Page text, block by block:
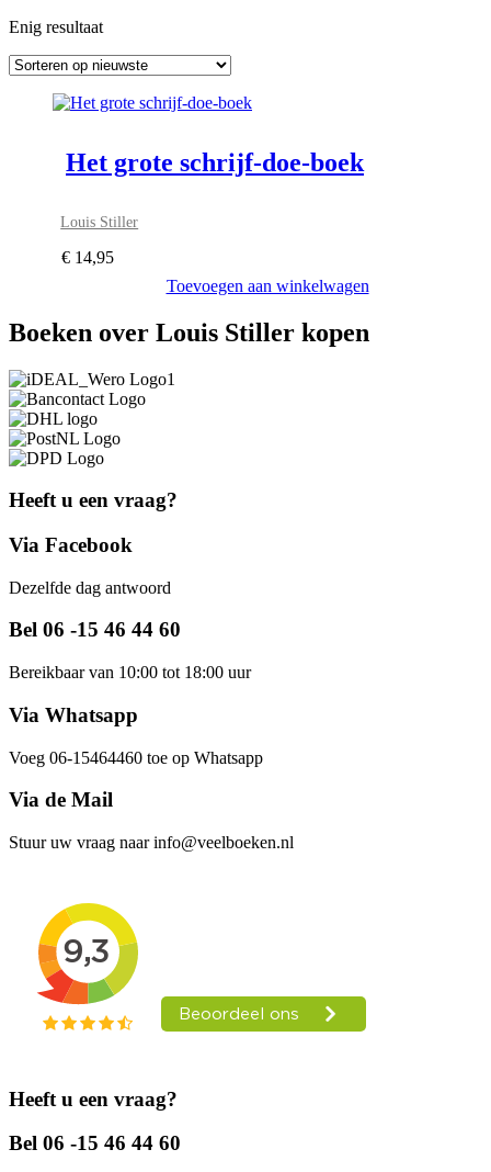
Enig resultaat
Het grote schrijf-doe-boek
Louis Stiller
€ 14,95
Toevoegen aan winkelwagen
Boeken over Louis Stiller kopen
Heeft u een vraag?
Via Facebook
Dezelfde dag antwoord
Bel 06 -15 46 44 60
Bereikbaar van 10:00 tot 18:00 uur
Via Whatsapp
Voeg 06-15464460 toe op Whatsapp
Via de Mail
Stuur uw vraag naar info@veelboeken.nl
Heeft u een vraag?
Bel 06 -15 46 44 60